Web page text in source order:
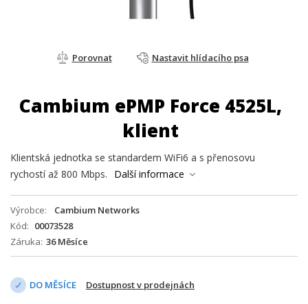
Porovnat Nastavit hlídacího psa
Cambium ePMP Force 4525L,
klient
Klientská jednotka se standardem WiFi6 a s přenosovu
rychostí až 800 Mbps.
Další informace
Výrobce
Cambium Networks
Kód
00073528
Záruka 36 Měsíce
DO MĚSÍCE Dostupnost v prodejnách